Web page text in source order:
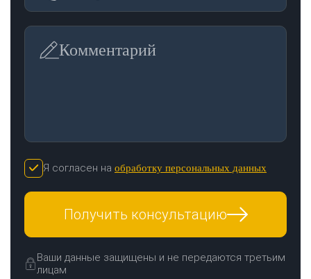
Комментарий
Я согласен на обработку персональных данных
Получить консультацию
Ваши данные защищены и не передаются третьим
лицам